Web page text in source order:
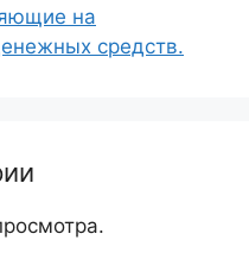
на
средств.